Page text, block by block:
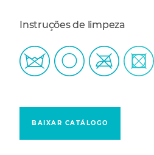
Instruções de limpeza
BAIXAR CATÁLOGO